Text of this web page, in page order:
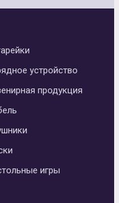
устройство
продукция
игры